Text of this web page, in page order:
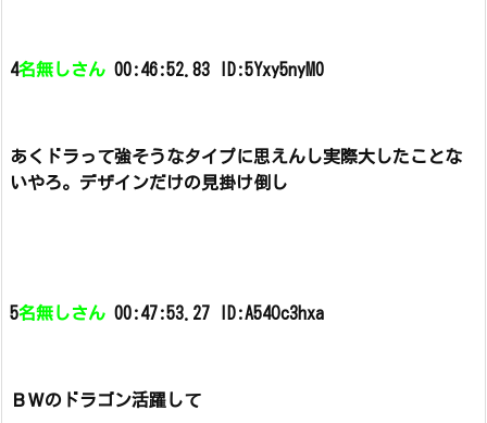
4名無しさん 00:46:52.83 ID:5Yxy5nyM0
あくドラって強そうなタイプに思えんし実際大したことな
いやろ。 デザインだけの見掛け倒し
5名無しさん 00:47:53.27 ID:A54Oc3hxa
ＢＷのドラゴン活躍して